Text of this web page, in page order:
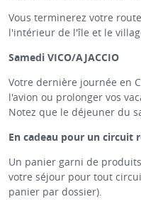
Vous terminerez votre
l'intérieur de l'île et le
Samedi VICO/AJACCIO
Votre dernière journée en
l'avion ou prolonger vos
Notez que le déjeuner du
En cadeau pour un circuit
Un panier garni de
votre séjour pour tout
panier par dossier).